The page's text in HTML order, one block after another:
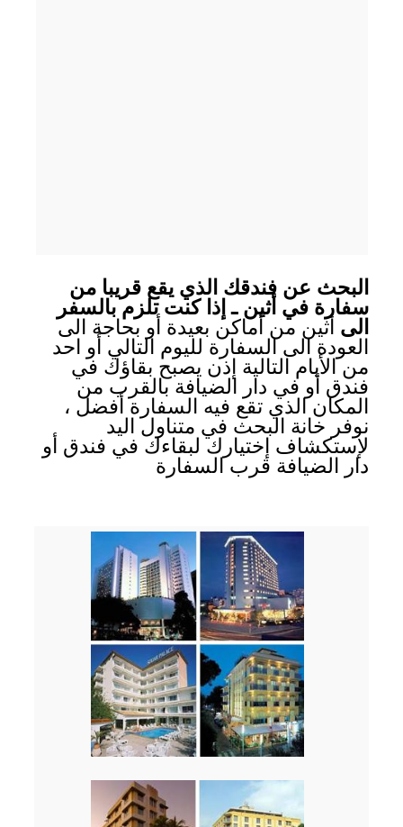
البحث عن فندقك الذي يقع قريبا من
سفارة في أثين ـ إذا كنت تلزم بالسفر
الى أثين من أماكن بعيدة أو بحاجة الى
العودة الى السفارة لليوم التالي أو احد
من الأيام التالية إذن يصبح بقاؤك في
فندق أو في دار الضيافة بالقرب من
المكان الذي تقع فيه السفارة أفضل ،
نوفر خانة البحث في متناول اليد
لإستكشاف إختيارك لبقاءك في فندق أو
دار الضيافة قرب السفارة